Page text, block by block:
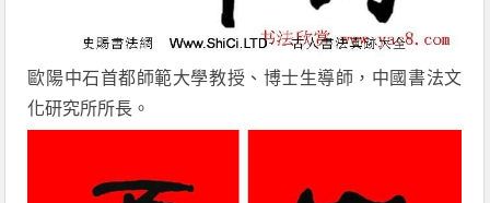
歐陽中石首都師範大學教授、博士生導師，中國書法文
化研究所所長。